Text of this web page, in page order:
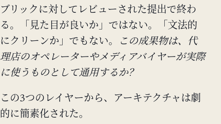
ブリックに対してレビューされた提出で終わ
る。「見た目が良いか」ではない。「文法的
にクリーンか」でもない。
この成果物は、代
理店のオペレーターやメディアバイヤーが実際
に使うものとして通用するか？
この3つのレイヤーから、アーキテクチャは劇
的に簡素化された。